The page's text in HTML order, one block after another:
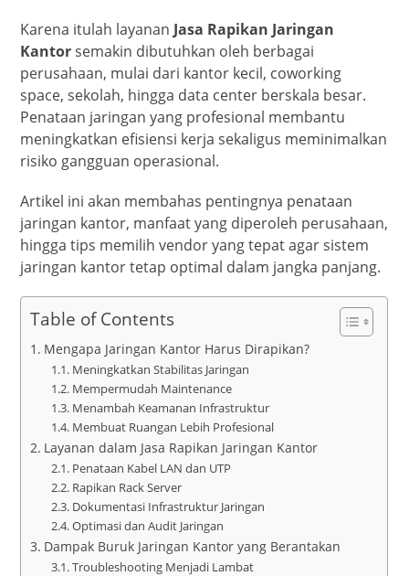
Karena itulah layanan Jasa Rapikan Jaringan
Kantorsemakin dibutuhkan oleh berbagai
perusahaan, mulai dari kantor kecil, coworking
space, sekolah, hingga data center berskala besar.
Penataan jaringan yang profesional membantu
meningkatkan efisiensi kerja sekaligus meminimalkan
risiko gangguan operasional.
Artikel ini akan membahas pentingnya penataan
jaringan kantor, manfaat yang diperoleh perusahaan,
hingga tips memilih vendor yang tepat agar sistem
jaringan kantor tetap optimal dalam jangka panjang.
Table of Contents
Mengapa Jaringan Kantor Harus Dirapikan?
Meningkatkan Stabilitas Jaringan
Mempermudah Maintenance
Menambah Keamanan Infrastruktur
Membuat Ruangan Lebih Profesional
Layanan dalam Jasa Rapikan Jaringan Kantor
Penataan Kabel LAN dan UTP
Rapikan Rack Server
Dokumentasi Infrastruktur Jaringan
Optimasi dan Audit Jaringan
Dampak Buruk Jaringan Kantor yang Berantakan
Troubleshooting Menjadi Lambat